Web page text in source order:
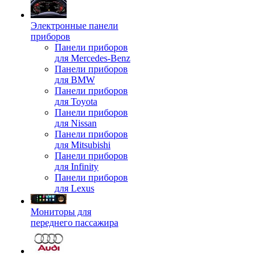
Электронные панели
приборов
Панели приборов
для Mercedes-Benz
Панели приборов
для BMW
Панели приборов
для Toyota
Панели приборов
для Nissan
Панели приборов
для Mitsubishi
Панели приборов
для Infinity
Панели приборов
для Lexus
Мониторы для
переднего пассажира